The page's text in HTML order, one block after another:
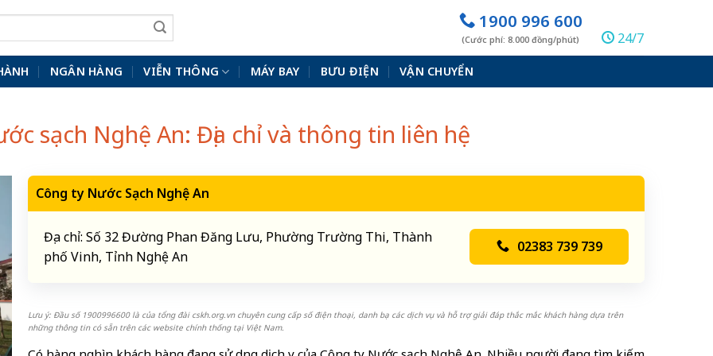
1900 996 600
(Cước phí: 8.000 đồng/phút) 24/7
NGÂN HÀNG VIỄN THÔNG MÁY BAY BƯU ĐIỆN VẬN CHUYỂN
sạch Nghệ An: Địa chỉ và thông tin liên hệ
Công ty Nước Sạch Nghệ An
Địa chỉ: Số 32 Đường Phan Đăng Lưu, Phường Trường Thi, Thành
phố Vinh, Tỉnh Nghệ An
02383 739 739
Lưu ý: Đầu số 1900996600 là của tổng đài cskh.org.vn chuyên cung cấp số điện thoại, danh bạ các dịch vụ và hỗ trợ giải đáp thắc mắc khách hàng dựa trên
những thông tin có sẵn trên các website chính thống tại Việt Nam.